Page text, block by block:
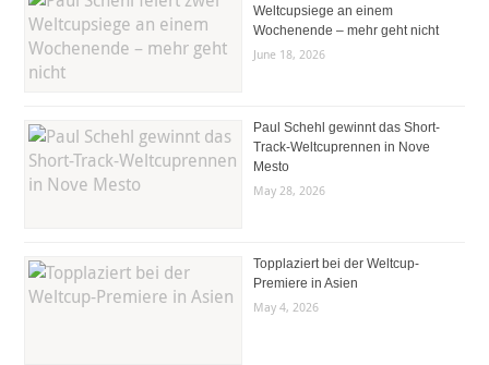
Weltcupsiege an einem
Wochenende – mehr geht nicht
June 18, 2026
Paul Schehl gewinnt das Short-
Track-Weltcuprennen in Nove
Mesto
May 28, 2026
Topplaziert bei der Weltcup-
Premiere in Asien
May 4, 2026